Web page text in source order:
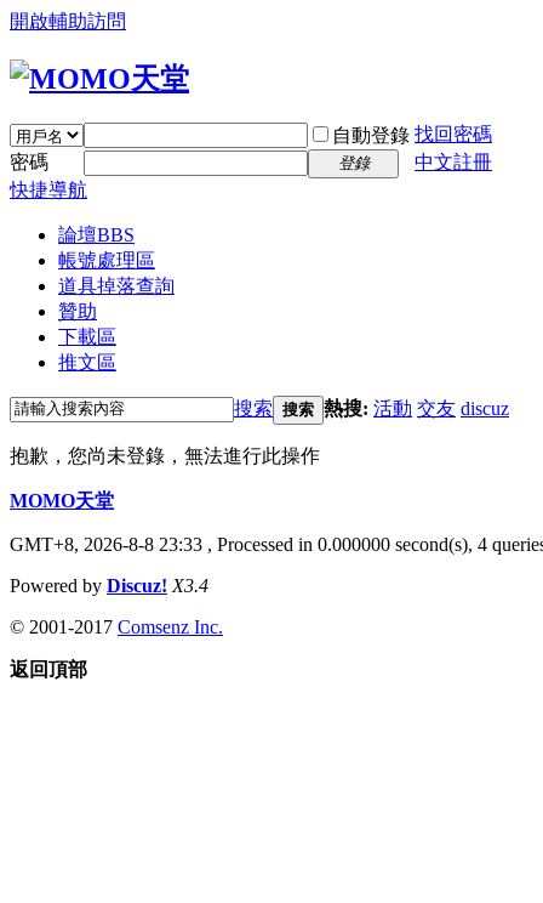
開啟輔助訪問
自動登錄 找回密碼
密碼
登錄
中文註冊
快捷導航
論壇BBS
帳號處理區
道具掉落查詢
贊助
下載區
推文區
搜索 搜索 熱搜: 活動 交友 discuz
抱歉，您尚未登錄，無法進行此操作
MOMO天堂
GMT+8, 2026-8-8 23:33 , Processed in 0.000000 second(s), 4
Powered by Discuz! X3.4
© 2001-2017 Comsenz Inc.
返回頂部